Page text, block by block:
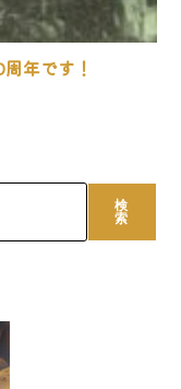
年です！
検
索